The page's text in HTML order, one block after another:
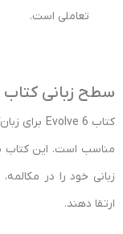
تعاملی است.
سطح زبانی کتاب Evolve 6
مناسب است. این کتاب
زبانی خود را در
ارتقا دهند.